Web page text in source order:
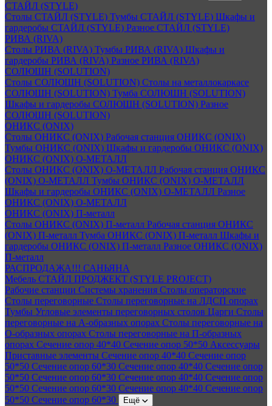
СТАЙЛ (STYLE)
Столы СТАЙЛ (STYLE) Тумбы СТАЙЛ (STYLE) Шкафы и
гардеробы СТАЙЛ (STYLE) Разное СТАЙЛ (STYLE)
РИВА (RIVA)
Столы РИВА (RIVA) Тумбы РИВА (RIVA) Шкафы и
гардеробы РИВА (RIVA) Разное РИВА (RIVA)
СОЛЮШН (SOLUTION)
Столы СОЛЮШН (SOLUTION) Столы на металлокаркасе
СОЛЮШН (SOLUTION) Тумба СОЛЮШН (SOLUTION)
Шкафы и гардеробы СОЛЮШН (SOLUTION) Разное
СОЛЮШН (SOLUTION)
ОНИКС (ONIX)
Столы ОНИКС (ONIX) Рабочая станция ОНИКС (ONIX)
Тумбы ОНИКС (ONIX) Шкафы и гардеробы ОНИКС (ONIX)
ОНИКС (ONIX) O-МЕТАЛЛ
Столы ОНИКС (ONIX) O-МЕТАЛЛ Рабочая станция ОНИКС
(ONIX) O-МЕТАЛЛ Тумбы ОНИКС (ONIX) O-МЕТАЛЛ
Шкафы и гардеробы ОНИКС (ONIX) O-МЕТАЛЛ Разное
ОНИКС (ONIX) O-МЕТАЛЛ
ОНИКС (ONIX) П-металл
Столы ОНИКС (ONIX) П-металл Рабочая станция ОНИКС
(ONIX) П-металл Тумба ОНИКС (ONIX) П-металл Шкафы и
гардеробы ОНИКС (ONIX) П-металл Разное ОНИКС (ONIX)
П-металл
РАСПРОДАЖА!!! САНЬЯНА
Мебель СТАЙЛ ПРОДЖЕКТ (STYLE PROJECT)
Рабочие станции Системы хранения Столы операторские
Столы переговорные Столы переговорные на ЛДСП опорах
Тумбы Угловые элементы переговорных столов Царги Столы
переговорные на А-образных опорах Столы переговорные на
О-образных опорах Столы переговорные на П-образных
опорах Сечение опор 40*40 Сечение опор 50*50 Аксессуары
Приставные элементы Сечение опор 40*40 Сечение опор
50*50 Сечение опор 60*30 Сечение опор 40*40 Сечение опор
50*50 Сечение опор 60*30 Сечение опор 40*40 Сечение опор
50*50 Сечение опор 60*30 Сечение опор 40*40 Сечение опор
50*50 Сечение опор 60*30 Ещё